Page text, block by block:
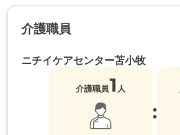
介護職員
ニチイケアセンター苫小牧
介護職員1 人
: